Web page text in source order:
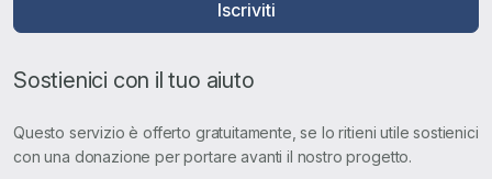
Iscriviti
Sostienici con il tuo aiuto
Questo servizio è offerto gratuitamente, se lo ritieni utile sostienici
con una donazione per portare avanti il nostro progetto.